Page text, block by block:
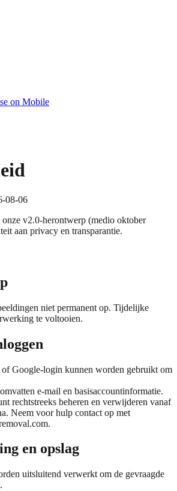
on Mobile
08-06
v2.0-herontwerp (medio oktober
aan privacy en transparantie.
niet permanent op. Tijdelijke
te voltooien.
Google-login kunnen worden gebruikt om
e-mail en basisaccountinformatie.
rechtstreeks beheren en verwijderen vanaf
Neem voor hulp contact op met
.
en opslag
uitsluitend verwerkt om de gevraagde